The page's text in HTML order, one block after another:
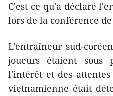
C'est ce qu'a déclaré
lors de la conférence
L'entraîneur sud-
joueurs étaient sous
l'intérêt et des
vietnamienne était